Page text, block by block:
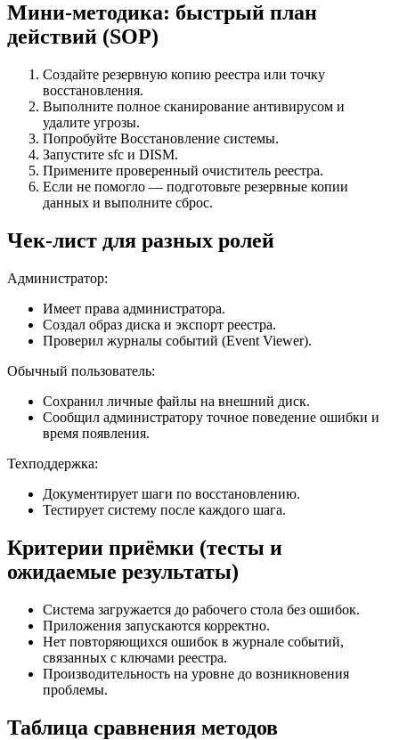
Мини‑методика: быстрый план
действий (SOP)
Создайте резервную копию реестра или точку
восстановления.
Выполните полное сканирование антивирусом и
удалите угрозы.
Попробуйте Восстановление системы.
Запустите sfc и DISM.
Примените проверенный очиститель реестра.
Если не помогло — подготовьте резервные копии
данных и выполните сброс.
Чек‑лист для разных ролей
Администратор:
Имеет права администратора.
Создал образ диска и экспорт реестра.
Проверил журналы событий (Event Viewer).
Обычный пользователь:
Сохранил личные файлы на внешний диск.
Сообщил администратору точное поведение ошибки и
время появления.
Техподдержка:
Документирует шаги по восстановлению.
Тестирует систему после каждого шага.
Критерии приёмки (тесты и
ожидаемые результаты)
Система загружается до рабочего стола без ошибок.
Приложения запускаются корректно.
Нет повторяющихся ошибок в журнале событий,
связанных с ключами реестра.
Производительность на уровне до возникновения
проблемы.
Таблица сравнения методов